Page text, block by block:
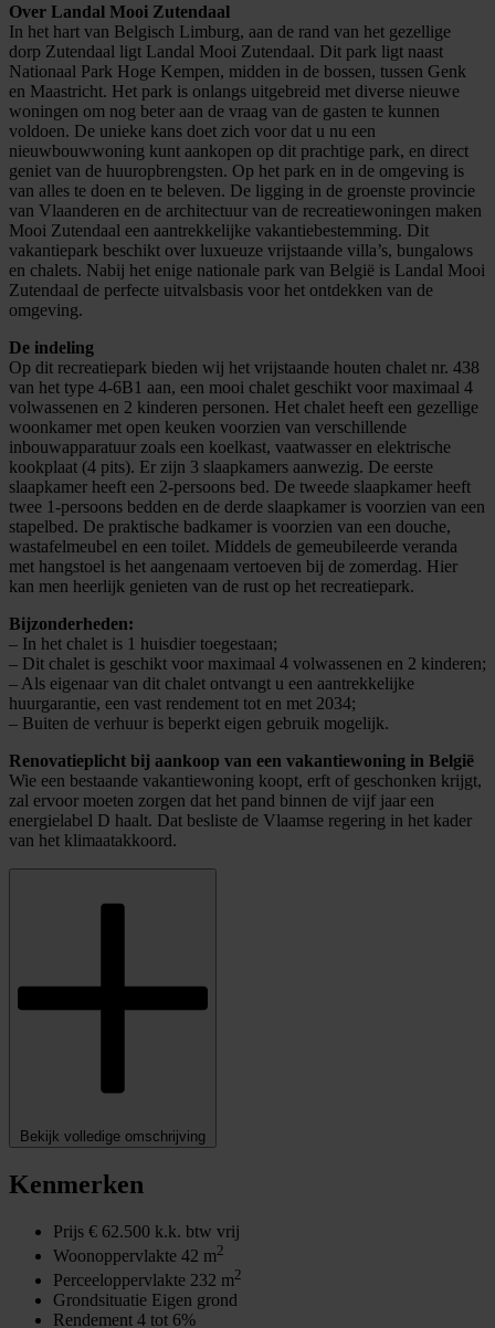
Over Landal Mooi Zutendaal
In het hart van Belgisch Limburg, aan de rand van het gezellige
dorp Zutendaal ligt Landal Mooi Zutendaal. Dit park ligt naast
Nationaal Park Hoge Kempen, midden in de bossen, tussen Genk
en Maastricht. Het park is onlangs uitgebreid met diverse nieuwe
woningen om nog beter aan de vraag van de gasten te kunnen
voldoen. De unieke kans doet zich voor dat u nu een
nieuwbouwwoning kunt aankopen op dit prachtige park, en direct
geniet van de huuropbrengsten. Op het park en in de omgeving is
van alles te doen en te beleven. De ligging in de groenste provincie
van Vlaanderen en de architectuur van de recreatiewoningen maken
Mooi Zutendaal een aantrekkelijke vakantiebestemming. Dit
vakantiepark beschikt over luxueuze vrijstaande villa’s, bungalows
en chalets. Nabij het enige nationale park van België is Landal Mooi
Zutendaal de perfecte uitvalsbasis voor het ontdekken van de
omgeving.
De indeling
Op dit recreatiepark bieden wij het vrijstaande houten chalet nr. 438
van het type 4-6B1 aan, een mooi chalet geschikt voor maximaal 4
volwassenen en 2 kinderen personen. Het chalet heeft een gezellige
woonkamer met open keuken voorzien van verschillende
inbouwapparatuur zoals een koelkast, vaatwasser en elektrische
kookplaat (4 pits). Er zijn 3 slaapkamers aanwezig. De eerste
slaapkamer heeft een 2-persoons bed. De tweede slaapkamer heeft
twee 1-persoons bedden en de derde slaapkamer is voorzien van een
stapelbed. De praktische badkamer is voorzien van een douche,
wastafelmeubel en een toilet. Middels de gemeubileerde veranda
met hangstoel is het aangenaam vertoeven bij de zomerdag. Hier
kan men heerlijk genieten van de rust op het recreatiepark.
Bijzonderheden:
– In het chalet is 1 huisdier toegestaan;
– Dit chalet is geschikt voor maximaal 4 volwassenen en 2 kinderen;
– Als eigenaar van dit chalet ontvangt u een aantrekkelijke
huurgarantie, een vast rendement tot en met 2034;
– Buiten de verhuur is beperkt eigen gebruik mogelijk.
Renovatieplicht bij aankoop van een vakantiewoning in België
Wie een bestaande vakantiewoning koopt, erft of geschonken krijgt,
zal ervoor moeten zorgen dat het pand binnen de vijf jaar een
energielabel D haalt. Dat besliste de Vlaamse regering in het kader
van het klimaatakkoord.
Bekijk volledige omschrijving
Kenmerken
Prijs € 62.500 k.k. btw vrij
Woonoppervlakte 42 m2
Perceeloppervlakte 232 m2
Grondsituatie Eigen grond
Rendement 4 tot 6%